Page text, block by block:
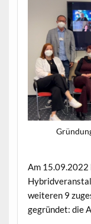
Am 15.09.2022
weiteren 9
gegründet: die